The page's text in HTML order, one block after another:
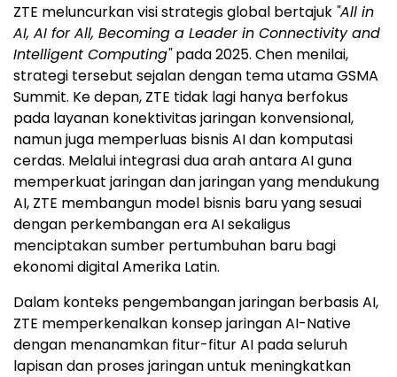
ZTE meluncurkan visi strategis global bertajuk "All in
AI, AI for All, Becoming a Leader in Connectivity and
Intelligent Computing"pada 2025. Chen menilai,
strategi tersebut sejalan dengan tema utama GSMA
Summit. Ke depan, ZTE tidak lagi hanya berfokus
pada layanan konektivitas jaringan konvensional,
namun juga memperluas bisnis AI dan komputasi
cerdas. Melalui integrasi dua arah antara AI guna
memperkuat jaringan dan jaringan yang mendukung
AI, ZTE membangun model bisnis baru yang sesuai
dengan perkembangan era AI sekaligus
menciptakan sumber pertumbuhan baru bagi
ekonomi digital Amerika Latin.
Dalam konteks pengembangan jaringan berbasis AI,
ZTE memperkenalkan konsep jaringan AI-Native
dengan menanamkan fitur-fitur AI pada seluruh
lapisan dan proses jaringan untuk meningkatkan